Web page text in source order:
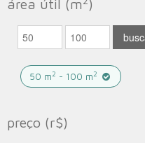
área útil (m )
50 m2 - 100 m2
preço (r$)